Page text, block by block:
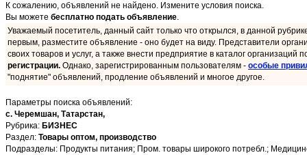
К сожалению, объявлений не найдено. Измените условия поиска.
Вы можете бесплатно подать объявление.
Уважаемый посетитель, данный сайт только что открылся, в данной
первым, разместите объявление - оно будет на виду. Представители
своих товаров и услуг, а также внести предприятие в каталог организаций
регистрации. Однако, зарегистрированным пользователям - особые
"поднятие" объявлений, продление объявлений и многое другое.
Параметры поиска объявлений:
с. Черемшан, Татарстан,
Рубрика: БИЗНЕС
Раздел: Товары оптом, производство
Подразделы: Продукты питания; Пром. товары широкого потребл.;